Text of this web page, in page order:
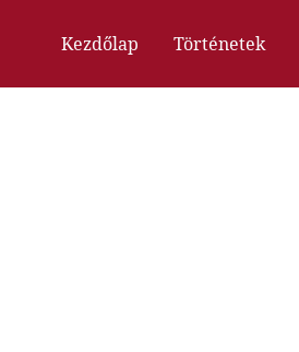
Kezdőlap Történetek